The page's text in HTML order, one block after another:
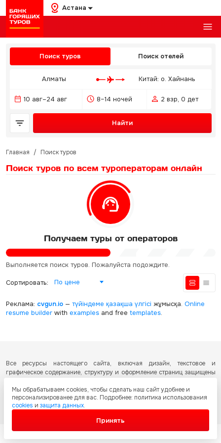
Астана
Поиск туров Поиск отелей
Алматы Китай: о. Хайнань
10 авг–24 авг 8–14 ночей 2 взр, 0 дет
Найти
Главная / Поиск туров
Поиск туров по всем туроператорам онлайн
Получаем туры от операторов
Выполняется поиск туров. Пожалуйста подождите.
Сортировать: По цене
Реклама: cvgun.io— түйіндеме қазақша үлгісі жұмысқа. Online
resume builderwith examplesand free templates.
Все ресурсы настоящего сайта, включая дизайн, текстовое и
графическое содержание, структуру и оформление страниц защищены
Казахстан об охране авторских прав и интеллектуальной собственности.
Любое копирование и распространение материалов сайта без
письменного разрешения запрещено.
Мы обрабатываем cookies, чтобы сделать наш сайт удобнее и
персонализированее для вас. Подробнее: политика использования
cookies и защита данных.
Принять